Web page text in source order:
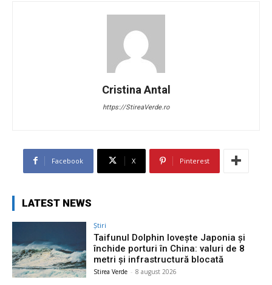
Cristina Antal
https://StireaVerde.ro
Facebook X Pinterest
LATEST NEWS
Știri
Taifunul Dolphin lovește Japonia și
închide porturi în China: valuri de 8
metri și infrastructură blocată
Stirea Verde - 8 august 2026